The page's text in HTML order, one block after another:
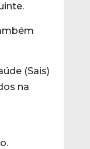
(Sais)
na